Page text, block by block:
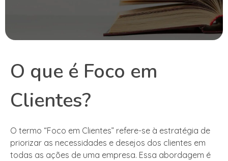
O que é Foco em
Clientes?
O termo “Foco em Clientes” refere-se à estratégia de
priorizar as necessidades e desejos dos clientes em
todas as ações de uma empresa. Essa abordagem é